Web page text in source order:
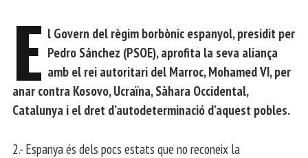
E l Govern del règim borbònic espanyol, presidit per
Pedro Sánchez (PSOE), aprofita la seva aliança
amb el rei autoritari del Marroc, Mohamed VI, per
anar contra Kosovo, Ucraïna, Sàhara Occidental,
Catalunya i el dret d’autodeterminació d’aquest pobles.
2.- Espanya és dels pocs estats que no reconeix la